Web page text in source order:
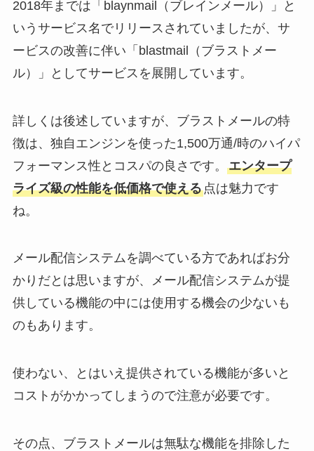
2018年までは「blaynmail（ブレインメール）」と
いうサービス名でリリースされていましたが、サ
ービスの改善に伴い「blastmail（ブラストメー
ル）」としてサービスを展開しています。
詳しくは後述していますが、ブラストメールの特
徴は、独自エンジンを使った1,500万通/時のハイパ
フォーマンス性とコスパの良さです。 エンタープ
ライズ級の性能を低価格で使える点は魅力です
ね。
メール配信システムを調べている方であればお分
かりだとは思いますが、メール配信システムが提
供している機能の中には使用する機会の少ないも
のもあります。
使わない、とはいえ提供されている機能が多いと
コストがかかってしまうので注意が必要です。
その点、ブラストメールは無駄な機能を排除した